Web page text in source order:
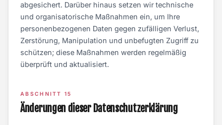
abgesichert. Darüber hinaus setzen wir technische
und organisatorische Maßnahmen ein, um Ihre
personenbezogenen Daten gegen zufälligen Verlust,
Zerstörung, Manipulation und unbefugten Zugriff zu
schützen; diese Maßnahmen werden regelmäßig
überprüft und aktualisiert.
ABSCHNITT 15
Änderungen dieser Datenschutzerklärung